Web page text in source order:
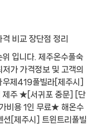
비교 장단점 정리
입니다. 제주온수풀숙
가 가격정보 및 고객의
우제419풀빌라[제주시]
제주 ★[서귀포 중문] [단
비용 1인 무료★ 해온수
션[제주시] 트윈트리풀빌